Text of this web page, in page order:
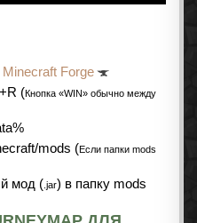
Minecraft Forge
(Кнопка «WIN» обычно между
mods (Если папки mods
мод ( .jar) в папку mods